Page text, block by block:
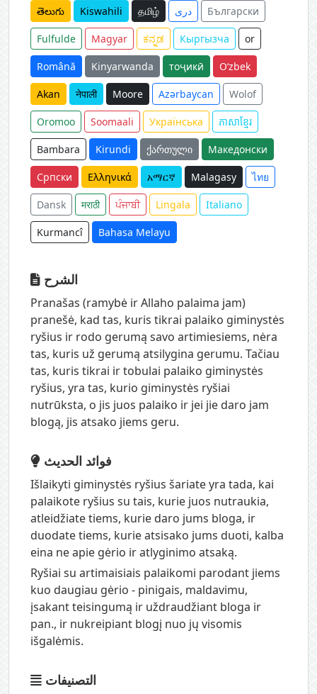
తెలుగు Kiswahili தமிழ் دری Български
Fulfulde Magyar ಕನ್ನಡ Кыргызча or
Română Kinyarwanda тоҷикӣ O‘zbek
Akan नेपाली Moore Azərbaycan Wolof
Oromoo Soomaali Українська ភាសាខ្មែរ
Bambara Kirundi ქართული Македонски
Српски Ελληνικά አማርኛ Malagasy ไทย
Dansk मराठी ਪੰਜਾਬੀ Lingala Italiano
Kurmancî Bahasa Melayu
الشرح
Pranašas (ramybė ir Allaho palaima jam)
pranešė, kad tas, kuris tikrai palaiko giminystės
ryšius ir rodo gerumą savo artimiesiems, nėra
tas, kuris už gerumą atsilygina gerumu. Tačiau
tas, kuris tikrai ir tobulai palaiko giminystės
ryšius, yra tas, kurio giminystės ryšiai
nutrūksta, o jis juos palaiko ir jei jie daro jam
blogą, jis atsako jiems geru.
فوائد الحديث
Išlaikyti giminystės ryšius šariate yra tada, kai
palaikote ryšius su tais, kurie juos nutraukia,
atleidžiate tiems, kurie daro jums bloga, ir
duodate tiems, kurie atsisako jums duoti, kalba
eina ne apie gėrio ir atlyginimo atsaką.
Ryšiai su artimaisiais palaikomi parodant jiems
kuo daugiau gėrio - pinigais, maldavimu,
įsakant teisingumą ir uždraudžiant bloga ir
pan., ir nukreipiant blogį nuo jų visomis
išgalėmis.
التصنيفات